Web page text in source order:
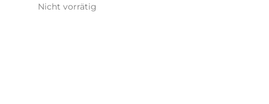
Nicht vorrätig